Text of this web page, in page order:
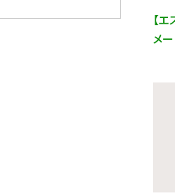
【
メ